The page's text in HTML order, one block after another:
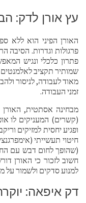
עץ אורן לדק:
האורן הפיני הוא ללא
פרגולות וגדרות. הסיבה
פתרון כלכלי ונגיש
שמותיר תקציב לאלמנטים
מאוד לעבודה, לניסור
זמני העבודה.
מבחינה אסתטית, האורן
(קשרים) המעניקים לו
ופגיע יחסית למזיקים
חיטוי תעשייתי
(שהופך לחום דבש עם
חשוב לזכור כי האורן
למנוע סדקים ולשמור על
דק איפאה: